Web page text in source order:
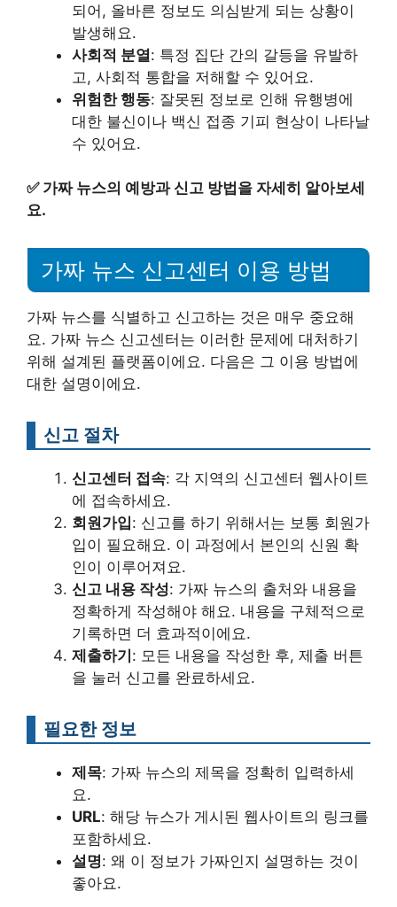
되어, 올바른 정보도 의심받게 되는 상황이
발생해요.
사회적 분열: 특정 집단 간의 갈등을 유발하
고, 사회적 통합을 저해할 수 있어요.
위험한 행동: 잘못된 정보로 인해 유행병에
대한 불신이나 백신 접종 기피 현상이 나타날
수 있어요.
✅ 가짜 뉴스의 예방과 신고 방법을 자세히 알아보세
요.
가짜 뉴스 신고센터 이용 방법
가짜 뉴스를 식별하고 신고하는 것은 매우 중요해
요. 가짜 뉴스 신고센터는 이러한 문제에 대처하기
위해 설계된 플랫폼이에요. 다음은 그 이용 방법에
대한 설명이에요.
신고 절차
신고센터 접속: 각 지역의 신고센터 웹사이트
에 접속하세요.
회원가입: 신고를 하기 위해서는 보통 회원가
입이 필요해요. 이 과정에서 본인의 신원 확
인이 이루어져요.
신고 내용 작성: 가짜 뉴스의 출처와 내용을
정확하게 작성해야 해요. 내용을 구체적으로
기록하면 더 효과적이에요.
제출하기: 모든 내용을 작성한 후, 제출 버튼
을 눌러 신고를 완료하세요.
필요한 정보
제목: 가짜 뉴스의 제목을 정확히 입력하세
요.
URL: 해당 뉴스가 게시된 웹사이트의 링크를
포함하세요.
설명: 왜 이 정보가 가짜인지 설명하는 것이
좋아요.